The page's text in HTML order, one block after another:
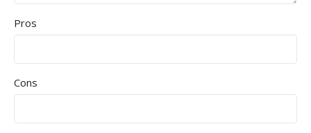
Pros
Cons